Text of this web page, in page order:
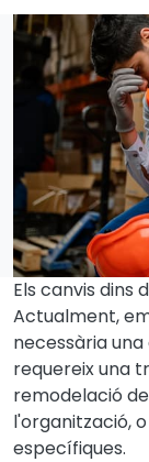
Els canvis dins
Actualment,
necessària
requereix una
remodelació
l'organització,
específiques.